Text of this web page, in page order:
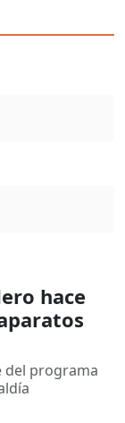
hace
del programa